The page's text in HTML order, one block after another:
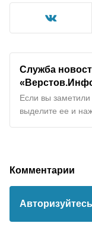
Служба
Если вы заметили
выделите ее и
Комментарии
Авторизуйтесь